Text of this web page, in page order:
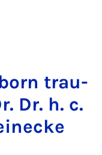
trau­
Dr. h. c.